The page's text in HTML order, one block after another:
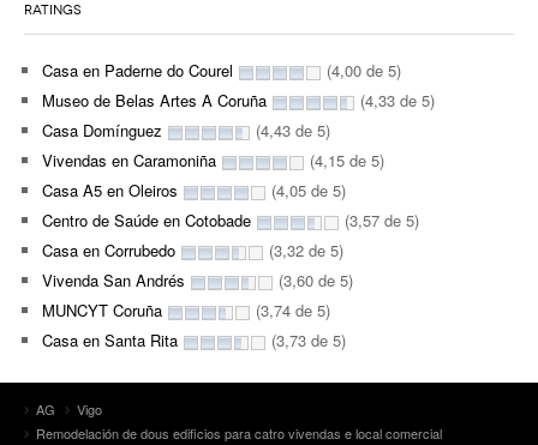
RATINGS
Casa en Paderne do Courel
(4,00 de 5)
Museo de Belas Artes A Coruña
(4,33 de 5)
Casa Domínguez
(4,43 de 5)
Vivendas en Caramoniña
(4,15 de 5)
Casa A5 en Oleiros
(4,05 de 5)
Centro de Saúde en Cotobade
(3,57 de 5)
Casa en Corrubedo
(3,32 de 5)
Vivenda San Andrés
(3,60 de 5)
MUNCYT Coruña
(3,74 de 5)
Casa en Santa Rita
(3,73 de 5)
AG
Vigo
Remodelación de dous edificios para catro vivendas e local comercial